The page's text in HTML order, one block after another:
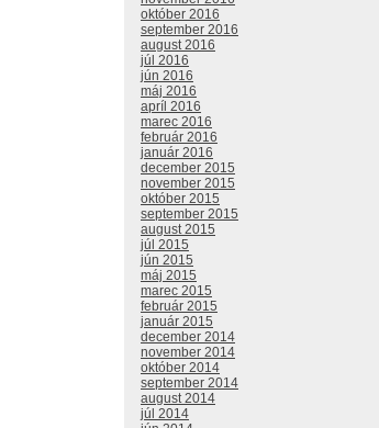
október 2016
september 2016
august 2016
júl 2016
jún 2016
máj 2016
apríl 2016
marec 2016
február 2016
január 2016
december 2015
november 2015
október 2015
september 2015
august 2015
júl 2015
jún 2015
máj 2015
marec 2015
február 2015
január 2015
december 2014
november 2014
október 2014
september 2014
august 2014
júl 2014